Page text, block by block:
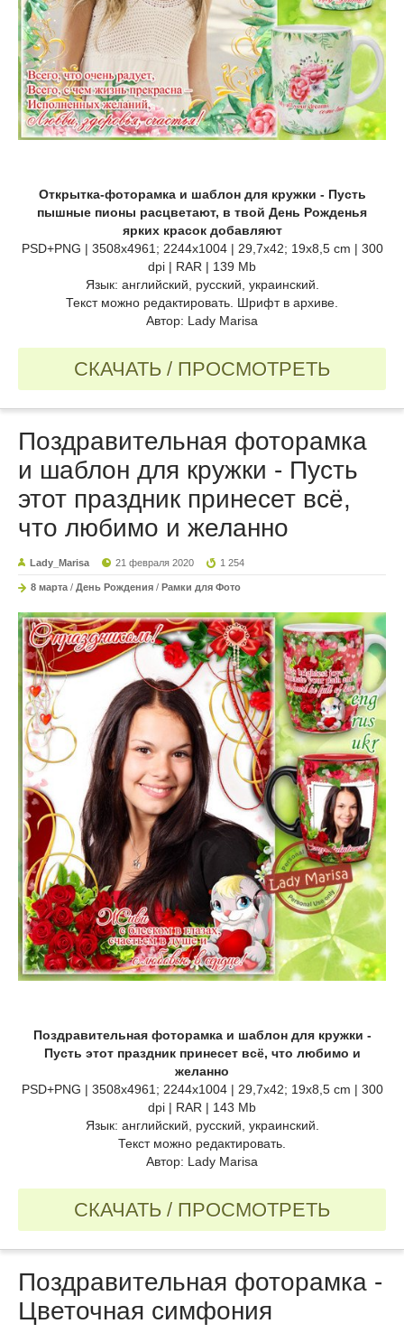
Открытка-фоторамка и шаблон для кружки - Пусть
пышные пионы расцветают, в твой День Рожденья
ярких красок добавляют
PSD+PNG | 3508х4961; 2244x1004 | 29,7х42; 19x8,5 cm | 300
dpi | RAR | 139 Mb
Язык: английский, русский, украинский.
Текст можно редактировать. Шрифт в архиве.
Автор: Lady Marisa
СКАЧАТЬ / ПРОСМОТРЕТЬ
Поздравительная фоторамка
и шаблон для кружки - Пусть
этот праздник принесет всё,
что любимо и желанно
Lady_Marisa 21 февраля 2020 1 254
8 марта / День Рождения / Рамки для Фото
Поздравительная фоторамка и шаблон для кружки -
Пусть этот праздник принесет всё, что любимо и
желанно
PSD+PNG | 3508х4961; 2244x1004 | 29,7х42; 19x8,5 cm | 300
dpi | RAR | 143 Mb
Язык: английский, русский, украинский.
Текст можно редактировать.
Автор: Lady Marisa
СКАЧАТЬ / ПРОСМОТРЕТЬ
Поздравительная фоторамка -
Цветочная симфония